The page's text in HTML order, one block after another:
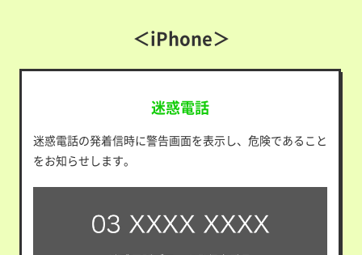
＜iPhone＞
迷惑電話
迷惑電話の発着信時に警告画面を表示し、危険であること
をお知らせします。